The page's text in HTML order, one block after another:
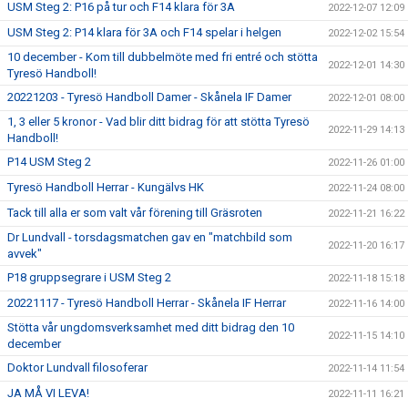
USM Steg 2: P16 på tur och F14 klara för 3A 2022-12-07 12:09
USM Steg 2: P14 klara för 3A och F14 spelar i helgen 2022-12-02 15:54
10 december - Kom till dubbelmöte med fri entré och stötta
Tyresö Handboll!
2022-12-01 14:30
20221203 - Tyresö Handboll Damer - Skånela IF Damer 2022-12-01 08:00
1, 3 eller 5 kronor - Vad blir ditt bidrag för att stötta Tyresö
Handboll!
2022-11-29 14:13
P14 USM Steg 2 2022-11-26 01:00
Tyresö Handboll Herrar - Kungälvs HK 2022-11-24 08:00
Tack till alla er som valt vår förening till Gräsroten 2022-11-21 16:22
Dr Lundvall - torsdagsmatchen gav en "matchbild som
avvek"
2022-11-20 16:17
P18 gruppsegrare i USM Steg 2 2022-11-18 15:18
20221117 - Tyresö Handboll Herrar - Skånela IF Herrar 2022-11-16 14:00
Stötta vår ungdomsverksamhet med ditt bidrag den 10
december
2022-11-15 14:10
Doktor Lundvall filosoferar 2022-11-14 11:54
JA MÅ VI LEVA! 2022-11-11 16:21